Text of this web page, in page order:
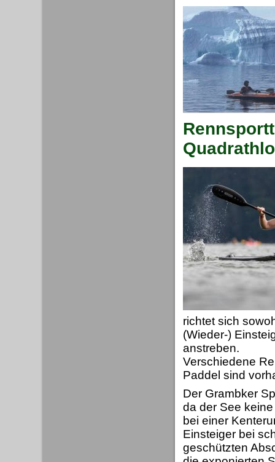
richtet sich
(Wieder-)
anstreben.
Verschiedene
Paddel sind
Der Grambker
da der See
bei einer
Einsteiger bei
geschützten